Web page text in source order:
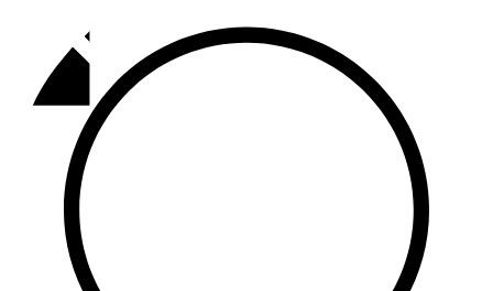
92,9 FM
Базарлы матак
107,1 FM
Балык бистәсе
104,9 FM
Баулы